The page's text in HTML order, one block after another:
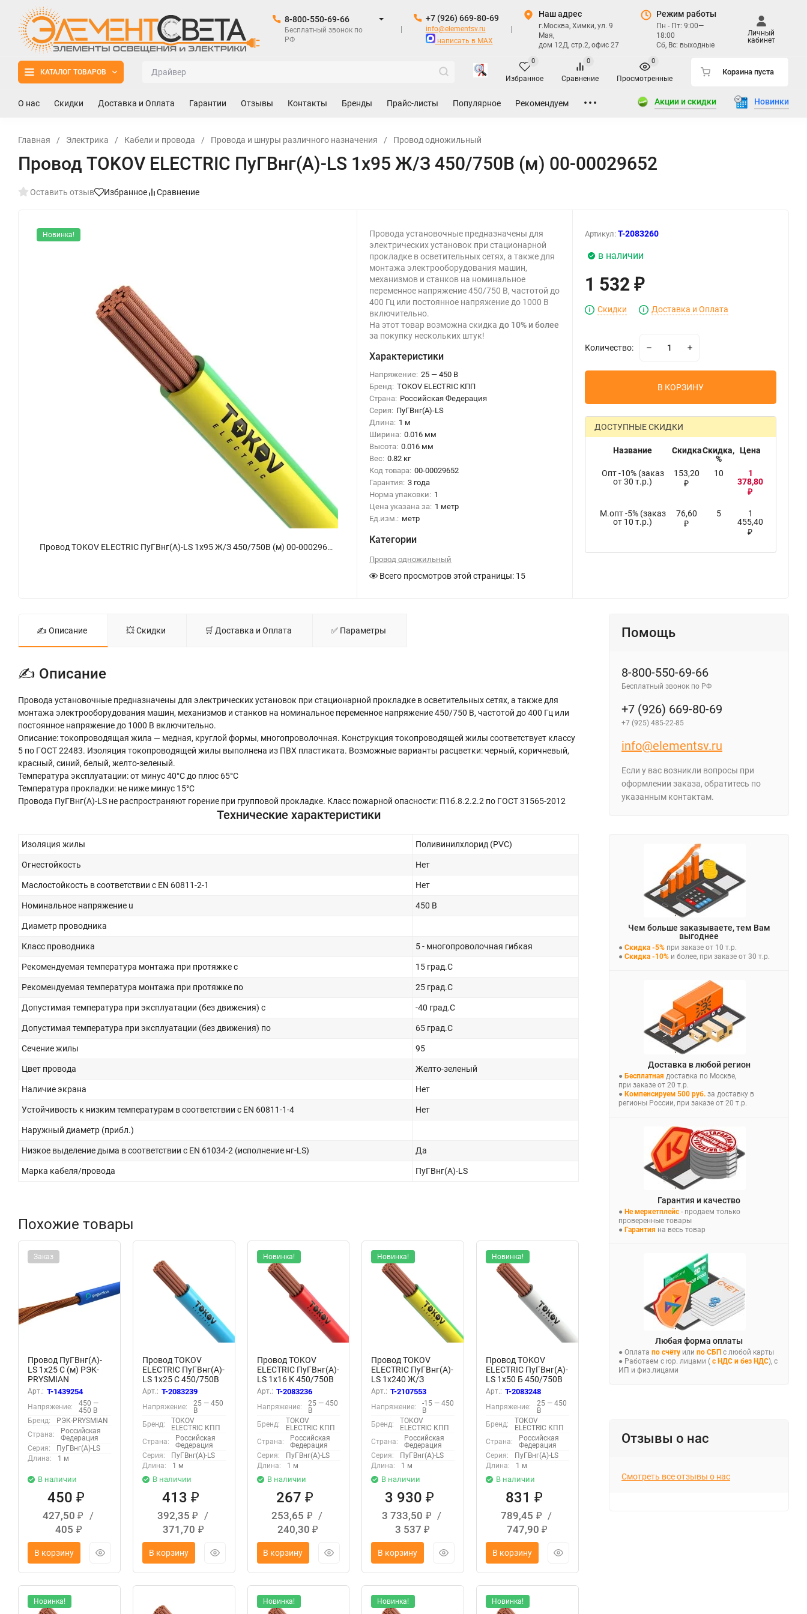
8-800-550-69-66
Бесплатный звонок по
РФ
+7 (926) 669-80-69
info@elementsv.ru
написать в MAX
Наш адрес
г.Москва, Химки, ул. 9
Мая,
дом 12Д, стр.2, офис 27
Режим работы
Пн - Пт: 9:00—
18:00
Сб, Вс: выходные
Личный
кабинет
КАТАЛОГ ТОВАРОВ
Избранное
0
Сравнение
0
Просмотренные
0
Корзина пуста
О нас Скидки Доставка и Оплата Гарантии Отзывы Контакты Бренды Прайс-листы Популярное Рекомендуем Акции и скидки Новинки
Главная / Электрика / Кабели и провода / Провода и шнуры различного назначения / Провод одножильный
Провод TOKOV ELECTRIC ПуГВнг(А)-LS 1х95 Ж/З 450/750В (м) 00-00029652
Оставить отзыв Избранное Сравнение
Новинка!
Провод TOKOV ELECTRIC ПуГВнг(А)-LS 1х95 Ж/З 450/750В (м) 00-00029652 - фото
Провода установочные предназначены для
электрических установок при стационарной
прокладке в осветительных сетях, а также для
монтажа электрооборудования машин,
механизмов и станков на номинальное
переменное напряжение 450/750 В, частотой до
400 Гц или постоянное напряжение до 1000 В
включительно.
На этот товар возможна скидкадо 10% и более
за покупку нескольких штук!
Характеристики
Напряжение: 25 — 450 В
Бренд: TOKOV ELECTRIC КПП
Страна: Российская Федерация
Серия: ПуГВнг(А)-LS
Длина: 1 м
Ширина: 0.016 мм
Высота: 0.016 мм
Вес: 0.82 кг
Код товара: 00-00029652
Гарантия: 3 года
Норма упаковки: 1
Цена указана за: 1 метр
Ед.изм.: метр
Категории
Провод одножильный
Всего просмотров этой страницы: 15
Артикул:T-2083260
в наличии
1 532₽
Скидки Доставка и Оплата
Количество:
В КОРЗИНУ
ДОСТУПНЫЕ СКИДКИ
Название СкидкаСкидка,
%
Цена
Опт -10% (заказ
от 30 т.р.)
153,20
₽
10
1
378,80
₽
М.опт -5% (заказ
от 10 т.р.)
76,60
₽
5
1
455,40
₽
✍ Описание 💥 Скидки 🛒 Доставка и Оплата ✅ Параметры
✍ Описание
Провода установочные предназначены для электрических установок при стационарной прокладке в осветительных сетях, а также для
монтажа электрооборудования машин, механизмов и станков на номинальное переменное напряжение 450/750 В, частотой до 400 Гц или
постоянное напряжение до 1000 В включительно.
Описание: токопроводящая жила — медная, круглой формы, многопроволочная. Конструкция токопроводящей жилы соответствует классу
5 по ГОСТ 22483. Изоляция токопроводящей жилы выполнена из ПВХ пластиката. Возможные варианты расцветки: черный, коричневый,
красный, синий, белый, желто-зеленый.
Температура эксплуатации: от минус 40°С до плюс 65°С
Температура прокладки: не ниже минус 15°С
Провода ПуГВнг(А)-LS не распространяют горение при групповой прокладке. Класс пожарной опасности: П1б.8.2.2.2 по ГОСТ 31565-2012
Технические характеристики
Изоляция жилы Поливинилхлорид (PVC)
Огнестойкость Нет
Маслостойкость в соответствии с EN 60811-2-1 Нет
Номинальное напряжение u 450 В
Диаметр проводника
Класс проводника 5 - многопроволочная гибкая
Рекомендуемая температура монтажа при протяжке с 15 град.C
Рекомендуемая температура монтажа при протяжке по 25 град.C
Допустимая температура при эксплуатации (без движения) с -40 град.C
Допустимая температура при эксплуатации (без движения) по 65 град.C
Сечение жилы 95
Цвет провода Желто-зеленый
Наличие экрана Нет
Устойчивость к низким температурам в соответствии с EN 60811-1-4 Нет
Наружный диаметр (прибл.)
Низкое выделение дыма в соответствии с EN 61034-2 (исполнение нг-LS) Да
Марка кабеля/провода ПуГВнг(А)-LS
Похожие товары
Заказ
Провод ПуГВнг(А)-
LS 1х25 С (м) РЭК-
PRYSMIAN
0501100506
Арт.: T-1439254
Напряжение:
450 —
450 В
Бренд:
РЭК-PRYSMIAN
Страна:
Российская
Федерация
Серия:
ПуГВнг(А)-LS
Длина:
1 м
В наличии
450 ₽
427,50 ₽
/
405 ₽
В корзину
Провод TOKOV
ELECTRIC ПуГВнг(А)-
LS 1х25 С 450/750В
(м) 00-00029635
Арт.: T-2083239
Напряжение:
25 — 450
В
Бренд:
TOKOV
ELECTRIC КПП
Страна:
Российская
Федерация
Серия:
ПуГВнг(А)-LS
Длина:
1 м
В наличии
413 ₽
392,35 ₽
/
371,70 ₽
В корзину
Новинка!
Провод TOKOV
ELECTRIC ПуГВнг(А)-
LS 1х16 К 450/750В
(м) 00-00029633
Арт.: T-2083236
Напряжение:
25 — 450
В
Бренд:
TOKOV
ELECTRIC КПП
Страна:
Российская
Федерация
Серия:
ПуГВнг(А)-LS
Длина:
1 м
В наличии
267₽
253,65 ₽
/
240,30 ₽
В корзину
Новинка!
Провод TOKOV
ELECTRIC ПуГВнг(А)-
LS 1х240 Ж/З
450/750В (м)
Арт.: T-2107553
Напряжение:
-15 — 450
В
Бренд:
TOKOV
ELECTRIC КПП
Страна:
Российская
Федерация
Серия:
ПуГВнг(А)-LS
Длина:
1 м
В наличии
3 930₽
3 733,50 ₽
/
3 537 ₽
В корзину
Новинка!
Провод TOKOV
ELECTRIC ПуГВнг(А)-
LS 1х50 Б 450/750В
(м) 00-00028121
Арт.: T-2083248
Напряжение:
25 — 450
В
Бренд:
TOKOV
ELECTRIC КПП
Страна:
Российская
Федерация
Серия:
ПуГВнг(А)-LS
Длина:
1 м
В наличии
831₽
789,45 ₽
/
747,90 ₽
В корзину
Новинка! Новинка! Новинка! Новинка!
Помощь
8-800-550-69-66
Бесплатный звонок по РФ
+7 (926) 669-80-69
+7 (925) 485-22-85
info@elementsv.ru
Если у вас возникли вопросы при
оформлении заказа, обратитесь по
указанным контактам.
Чем больше заказываете, тем Вам
выгоднее
● Скидка -5% при заказе от 10 т.р.
● Скидка -10% и более, при заказе от 30 т.р.
Доставка в любой регион
● Бесплатная доставка по Москве,
при заказе от 20 т.р.
● Компенсируем 500 руб. за доставку в
регионы России, при заказе от 20 т.р.
Гарантия и качество
● Не меркетплейс - продаем только
проверенные товары
● Гарантия на весь товар
Любая форма оплаты
● Оплата по счёту или по СБП с любой карты
● Работаем с юр. лицами ( с НДС и без НДС), с
ИП и физ.лицами
Отзывы о нас
Смотреть все отзывы о нас